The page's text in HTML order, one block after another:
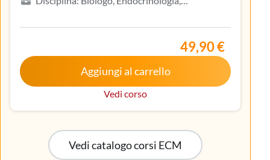
ostetricia, Infermiere, Infermiere pediatrico,
Iscritto nell’elenco speciale ad esaurimento,
Malattie metaboliche e diabetologia, Medicina
interna, Oncologia, Pediatria, Pediatria (Pediatri di
libera scelta), Tecnico sanitario di radiologia medica
49,90 €
Aggiungi al carrello
Vedi corso
Vedi catalogo corsi ECM